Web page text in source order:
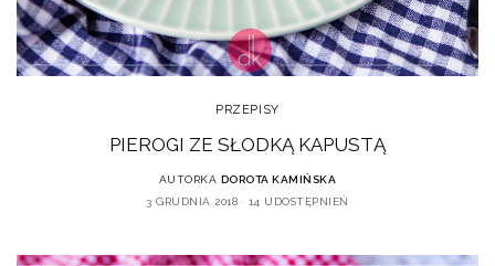
PRZEPISY
PIEROGI ZE SŁODKĄ KAPUSTĄ
AUTORKA DOROTA KAMIŃSKA
3 GRUDNIA 2018
14 UDOSTĘPNIEŃ